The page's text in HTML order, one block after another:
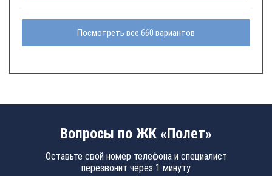
Посмотреть все 660 вариантов
Вопросы по ЖК «Полет»
Оставьте свой номер телефона и специалист
перезвонит через 1 минуту